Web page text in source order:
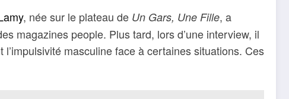
, née sur le plateau de Un Gars, Une Fille, a
magazines people. Plus tard, lors d’une interview, il
masculine face à certaines situations. Ces